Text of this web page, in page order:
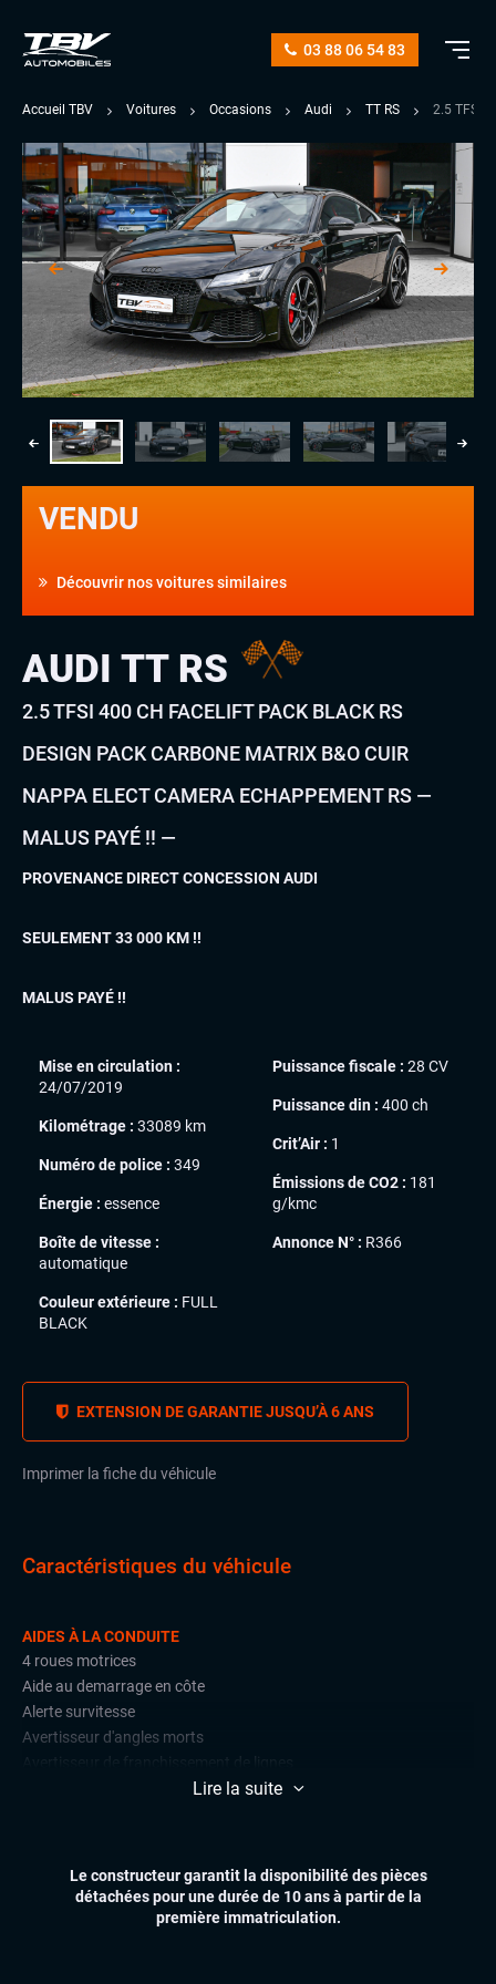
03 88 06 54 83
Accueil TBV Voitures Occasions Audi TT RS 2.5 TFSI
VENDU
Découvrir nos voitures similaires
AUDI TT RS
2.5 TFSI 400 CH FACELIFT PACK BLACK RS
DESIGN PACK CARBONE MATRIX B&O CUIR
NAPPA ELECT CAMERA ECHAPPEMENT RS —
MALUS PAYÉ !! —
PROVENANCE DIRECT CONCESSION AUDI
SEULEMENT 33 000 KM !!
MALUS PAYÉ !!
Mise en circulation :
24/07/2019
Kilométrage : 33089 km
Numéro de police : 349
Énergie : essence
Boîte de vitesse :
automatique
Couleur extérieure : FULL
BLACK
Puissance fiscale : 28 CV
Puissance din : 400 ch
Crit’Air : 1
Émissions de CO2 : 181
g/kmc
Annonce N° : R366
EXTENSION DE GARANTIE JUSQU’À 6 ANS
Imprimer la fiche du véhicule
Caractéristiques du véhicule
AIDES À LA CONDUITE
4 roues motrices
Aide au demarrage en côte
Alerte survitesse
Avertisseur d'angles morts
Avertisseur de franchissement de lignes
Régulateur et limiteur de vitesse
Lire la suite
Le constructeur garantit la disponibilité des pièces
détachées pour une durée de 10 ans à partir de la
première immatriculation.